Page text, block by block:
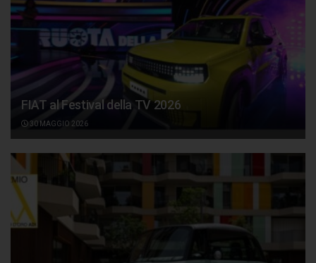
FIAT al Festival della TV 2026
30 MAGGIO 2026